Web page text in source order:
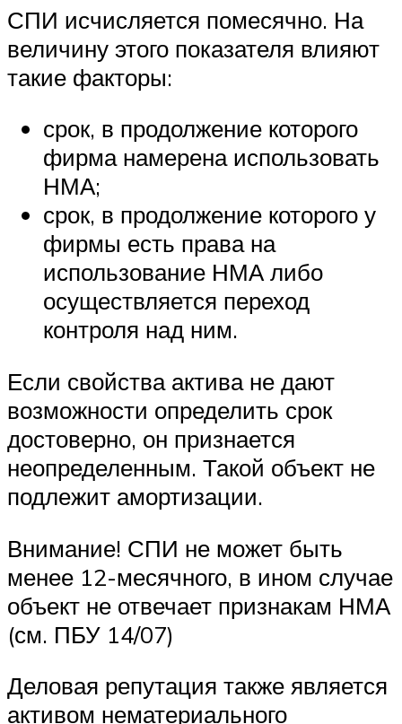
СПИ исчисляется помесячно. На
величину этого показателя влияют
такие факторы:
срок, в продолжение которого
фирма намерена использовать
НМА;
срок, в продолжение которого у
фирмы есть права на
использование НМА либо
осуществляется переход
контроля над ним.
Если свойства актива не дают
возможности определить срок
достоверно, он признается
неопределенным. Такой объект не
подлежит амортизации.
Внимание! СПИ не может быть
менее 12-месячного, в ином случае
объект не отвечает признакам НМА
(см. ПБУ 14/07)
Деловая репутация также является
активом нематериального